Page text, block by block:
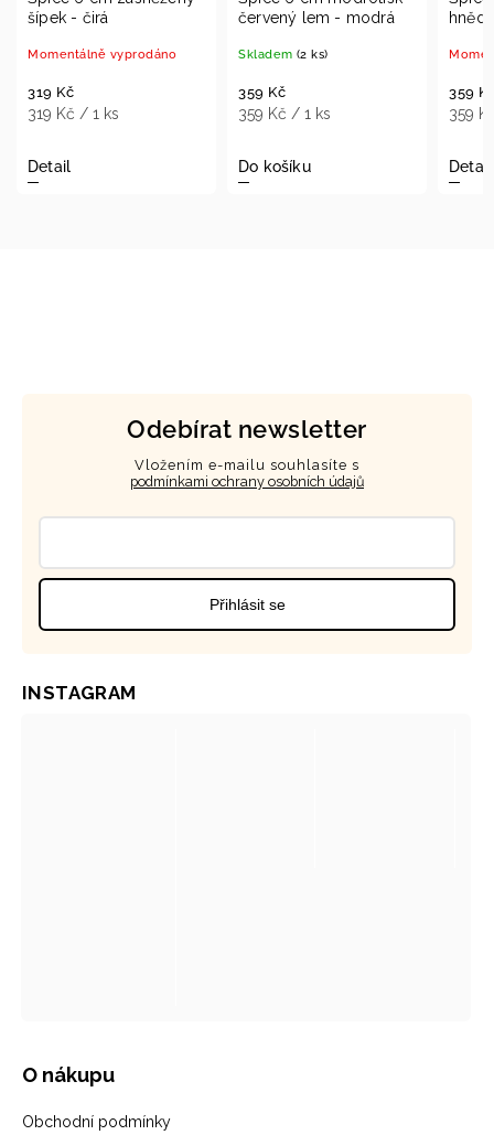
- čirá
vyprodáno
/ 1 ks
červený lem - modrá
Skladem (2 ks)
359 Kč / 1 ks
Do košíku
hnědá
Momentálně
359 Kč / 1 ks
Odebírat newsletter
Vložením e-mailu souhlasíte s
podmínkami ochrany osobních údajů
Přihlásit se
O nákupu
Obchodní podmínky
INSTAGRAM